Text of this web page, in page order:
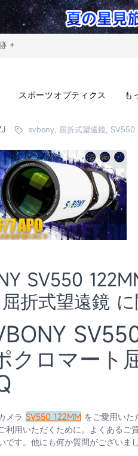
+
スポーツオプティクス も
svbony, 屈折式望遠鏡,
SV550
折式望遠鏡
クロマート
メラ SV550 122MMをご愛用いた
利用いただくために。よくあるご
です。他にも何か質問がございま